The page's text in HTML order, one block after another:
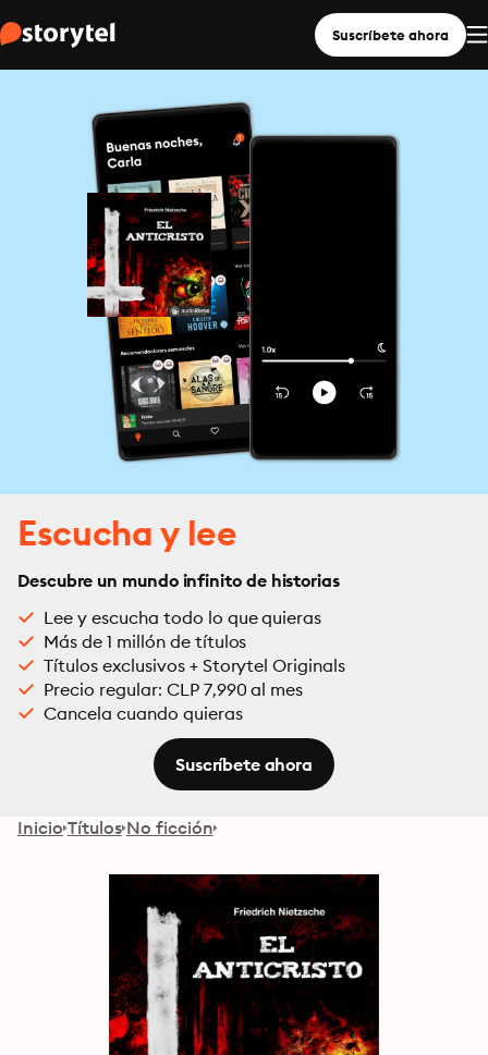
Suscríbete ahora
Escucha y lee
Descubre un mundo infinito de historias
Lee y escucha todo lo que quieras
Más de 1 millón de títulos
Títulos exclusivos + Storytel Originals
Precio regular: CLP 7,990 al mes
Cancela cuando quieras
Suscríbete ahora
Inicio Títulos No ficción